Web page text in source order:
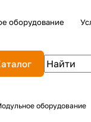
оборудование
оборудование